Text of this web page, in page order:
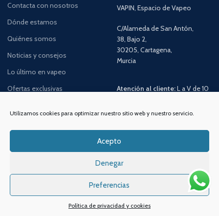
Utilizamos cookies para optimizar nuestro sitio web y nuestro servicio.
Acepto
Denegar
Preferencias
Política de privacidad y cookies
Contacta con nosotros
Dónde estamos
Quiénes somos
Noticias y consejos
Lo último en vapeo
Ofertas exclusivas
VAPIN, Espacio de Vapeo
C/Alameda de San Antón,
38, Bajo 2,
30205, Cartagena,
Murcia
Atención al cliente:L a V de 10
TELÉFONO:
WATSSAPP:601 30 58 28
Email: